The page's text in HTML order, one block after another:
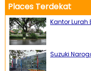
Places Terdekat
Kantor Lurah
Suzuki